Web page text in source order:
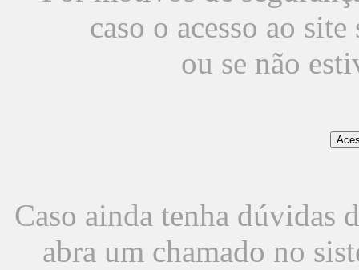
caso o acesso ao
ou se não
Caso ainda tenha dúvidas
abra um chamado no